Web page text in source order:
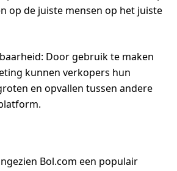
op de juiste mensen op het juiste
Door gebruik te maken
kunnen verkopers hun
en opvallen tussen andere
Bol.com een populair